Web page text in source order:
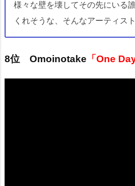
様々な壁を壊してその先にいる
くれそうな、そんなアーティス
8位 Omoinotake 「One Day